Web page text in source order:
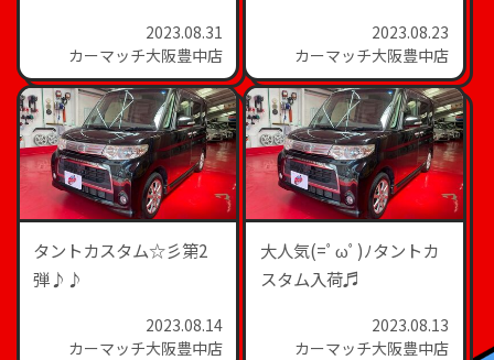
2023.08.31
カーマッチ大阪豊中店
2023.08.23
カーマッチ大阪豊中店
タントカスタム☆彡第2
弾♪♪
2023.08.14
カーマッチ大阪豊中店
大人気(=ﾟωﾟ)ﾉタントカ
スタム入荷♬
2023.08.13
カーマッチ大阪豊中店